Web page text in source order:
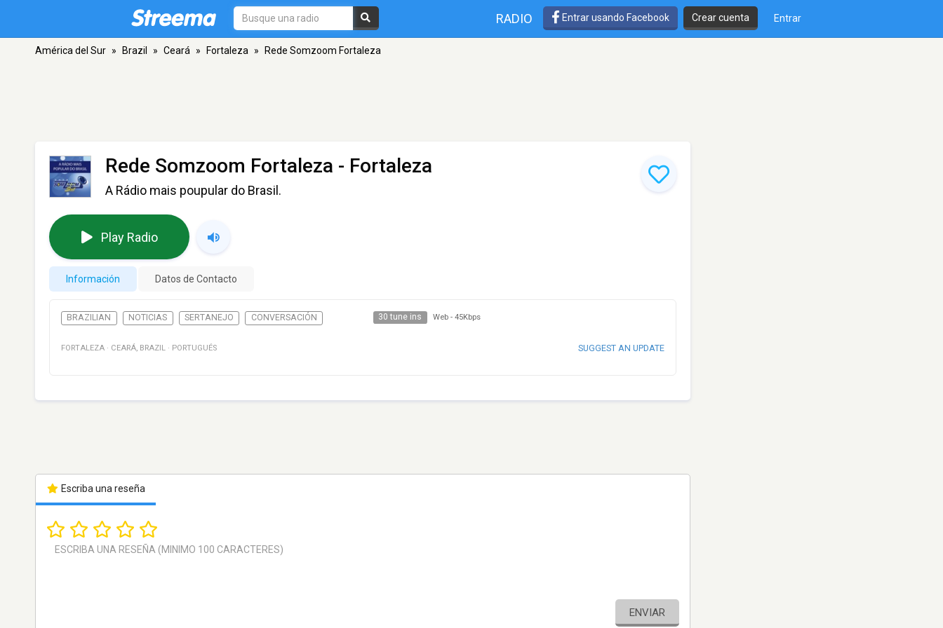
RADIO Entrar usando Facebook Crear cuenta Entrar
América del Sur » Brazil » Ceará » Fortaleza » Rede Somzoom Fortaleza
Rede Somzoom Fortaleza - Fortaleza
A Rádio mais poupular do Brasil.
Play Radio
Información Datos de Contacto
BRAZILIAN NOTICIAS SERTANEJO CONVERSACIÓN 30 tune ins Web - 45Kbps
FORTALEZA · CEARÁ, BRAZIL · PORTUGUÉS SUGGEST AN UPDATE
Escriba una reseña
ENVIAR